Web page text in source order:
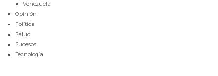
Venezuela
Opinión
Política
Salud
Sucesos
Tecnología